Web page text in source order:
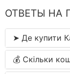
ОТВЕТЫ НА
➤ Де купити
💰 Скільки